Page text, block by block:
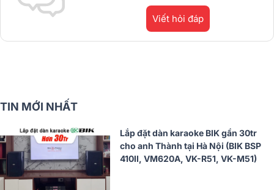
Viết hỏi đáp
TIN MỚI NHẤT
Lắp đặt dàn karaoke BIK gần 30tr
cho anh Thành tại Hà Nội (BIK BSP
410II, VM620A, VK-R51, VK-M51)